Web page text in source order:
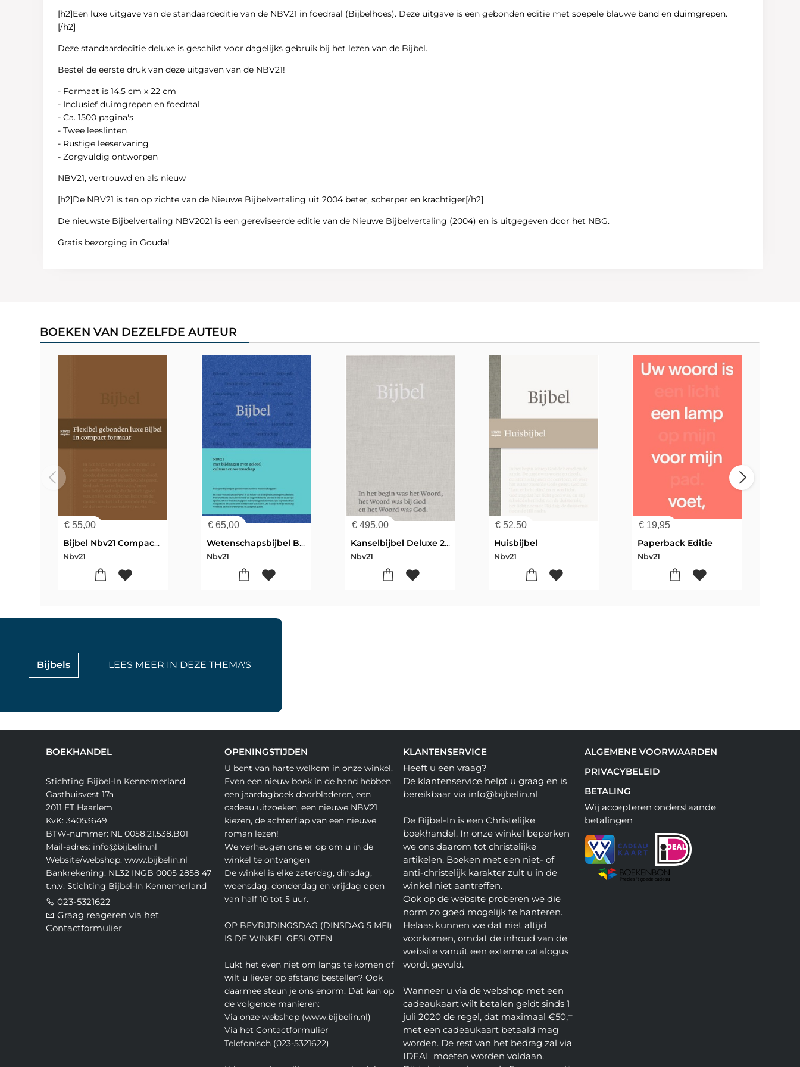
[h2]Een luxe uitgave van de standaardeditie van de NBV21 in foedraal (Bijbelhoes). Deze uitgave is een gebonden editie met soepele blauwe band en duimgrepen.
[/h2]
Deze standaardeditie deluxe is geschikt voor dagelijks gebruik bij het lezen van de Bijbel.
Bestel de eerste druk van deze uitgaven van de NBV21!
- Formaat is 14,5 cm x 22 cm
- Inclusief duimgrepen en foedraal
- Ca. 1500 pagina's
- Twee leeslinten
- Rustige leeservaring
- Zorgvuldig ontworpen
NBV21, vertrouwd en als nieuw
[h2]De NBV21 is ten op zichte van de Nieuwe Bijbelvertaling uit 2004 beter, scherper en krachtiger[/h2]
De nieuwste Bijbelvertaling NBV2021 is een gereviseerde editie van de Nieuwe Bijbelvertaling (2004) en is uitgegeven door het NBG.
Gratis bezorging in Gouda!
BOEKEN VAN DEZELFDE AUTEUR
€ 55,00
Bijbel Nbv21 Compact Tijdloos
Nbv21
€ 65,00
Wetenschapsbijbel Bijdragen Cultuur
Nbv21
€495,00
Kanselbijbel Deluxe 2021
Nbv21
€52,50
Huisbijbel
Nbv21
€ 19,95
Paperback Editie
Nbv21
Bijbels LEES MEER IN DEZE THEMA'S
BOEKHANDEL
Stichting Bijbel-In Kennemerland
Gasthuisvest 17a
2011 ET Haarlem
KvK: 34053649
BTW-nummer: NL 0058.21.538.B01
Mail-adres: info@bijbelin.nl
Website/webshop: www.bijbelin.nl
Bankrekening: NL32 INGB 0005 2858 47
t.n.v. Stichting Bijbel-In Kennemerland
023-5321622
Graag reageren via het
Contactformulier
OPENINGSTIJDEN
U bent van harte welkom in onze winkel.
Even een nieuw boek in de hand hebben,
een jaardagboek doorbladeren, een
cadeau uitzoeken, een nieuwe NBV21
kiezen, de achterflap van een nieuwe
roman lezen!
We verheugen ons er op om u in de
winkel te ontvangen
De winkel is elke zaterdag, dinsdag,
woensdag, donderdag en vrijdag open
van half 10 tot 5 uur.
OP BEVRIJDINGSDAG (DINSDAG 5 MEI)
IS DE WINKEL GESLOTEN
Lukt het even niet om langs te komen of
wilt u liever op afstand bestellen? Ook
daarmee steun je ons enorm. Dat kan op
de volgende manieren:
Via onze webshop (www.bijbelin.nl)
Via het Contactformulier
Telefonisch (023-5321622)
KLANTENSERVICE
Heeft u een vraag?
De klantenservice helpt u graag en is
bereikbaar via info@bijbelin.nl
De Bijbel-In is een Christelijke
boekhandel. In onze winkel beperken
we ons daarom tot christelijke
artikelen. Boeken met een niet- of
anti-christelijk karakter zult u in de
winkel niet aantreffen.
Ook op de website proberen we die
norm zo goed mogelijk te hanteren.
Helaas kunnen we dat niet altijd
voorkomen, omdat de inhoud van de
website vanuit een externe catalogus
wordt gevuld.
Wanneer u via de webshop met een
cadeaukaart wilt betalen geldt sinds 1
juli 2020 de regel, dat maximaal €50,=
met een cadeaukaart betaald mag
worden. De rest van het bedrag zal via
IDEAL moeten worden voldaan.
ALGEMENE VOORWAARDEN
PRIVACYBELEID
BETALING
Wij accepteren onderstaande
betalingen